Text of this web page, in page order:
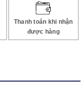
Thanh toán khi nhận
được hàng